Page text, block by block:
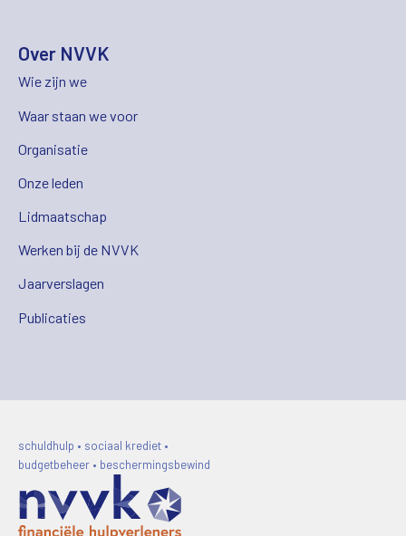
Over NVVK
Wie zijn we
Waar staan we voor
Organisatie
Onze leden
Lidmaatschap
Werken bij de NVVK
Jaarverslagen
Publicaties
schuldhulp • sociaal krediet •
budgetbeheer • beschermingsbewind